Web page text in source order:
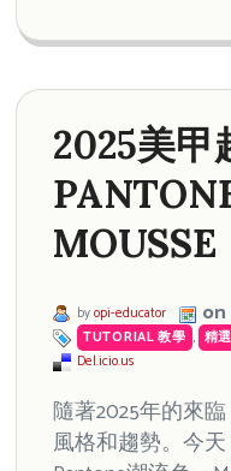
2025美甲
MOUSSE
byopi-educator on
TUTORIAL 教學 , 精選
Del.icio.us
隨著2025年的來
風格和趨勢。今